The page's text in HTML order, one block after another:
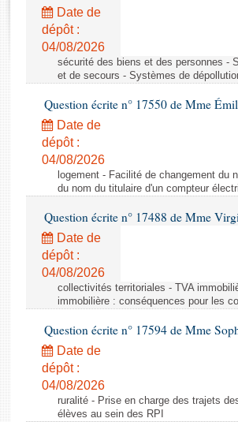
Rapports législatifs
Rapports sur l'application des lois
Baromètre de l’application des lois
Dossiers législatifs
Budget et sécurité sociale
Questions écrites et orales
Comptes rendus des débats
Date de
dépôt :
04/08/2026
sécurité des biens et des personnes -
et de secours - Systèmes de
Question écrite n° 17550 de Mme
Date de
dépôt :
04/08/2026
logement - Facilité de changement du
du nom du titulaire d'un compteur
Question écrite n° 17488 de Mme
Date de
dépôt :
04/08/2026
collectivités territoriales - TVA
immobilière : conséquences pour les
Question écrite n° 17594 de Mme
Date de
dépôt :
04/08/2026
ruralité - Prise en charge des trajets
élèves au sein des RPI